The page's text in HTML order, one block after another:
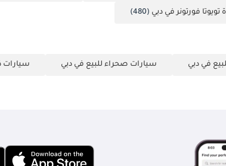
تويوتا فورتونر في دبي (480)
في دبي سيارات صحراء للبيع في دبي سيارات